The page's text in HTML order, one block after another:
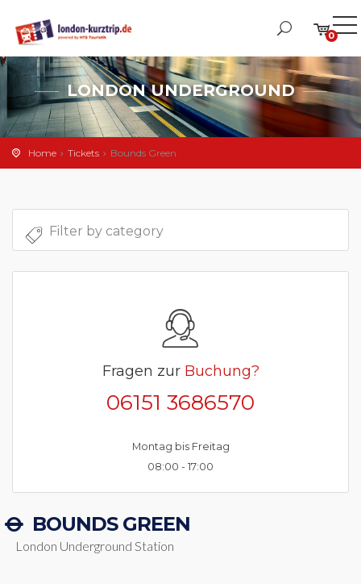
0
LONDON UNDERGROUND
Home Tickets Bounds Green
Fragen zur Buchung?
06151 3686570
Montag bis Freitag
08:00 - 17:00
BOUNDS GREEN
London Underground Station